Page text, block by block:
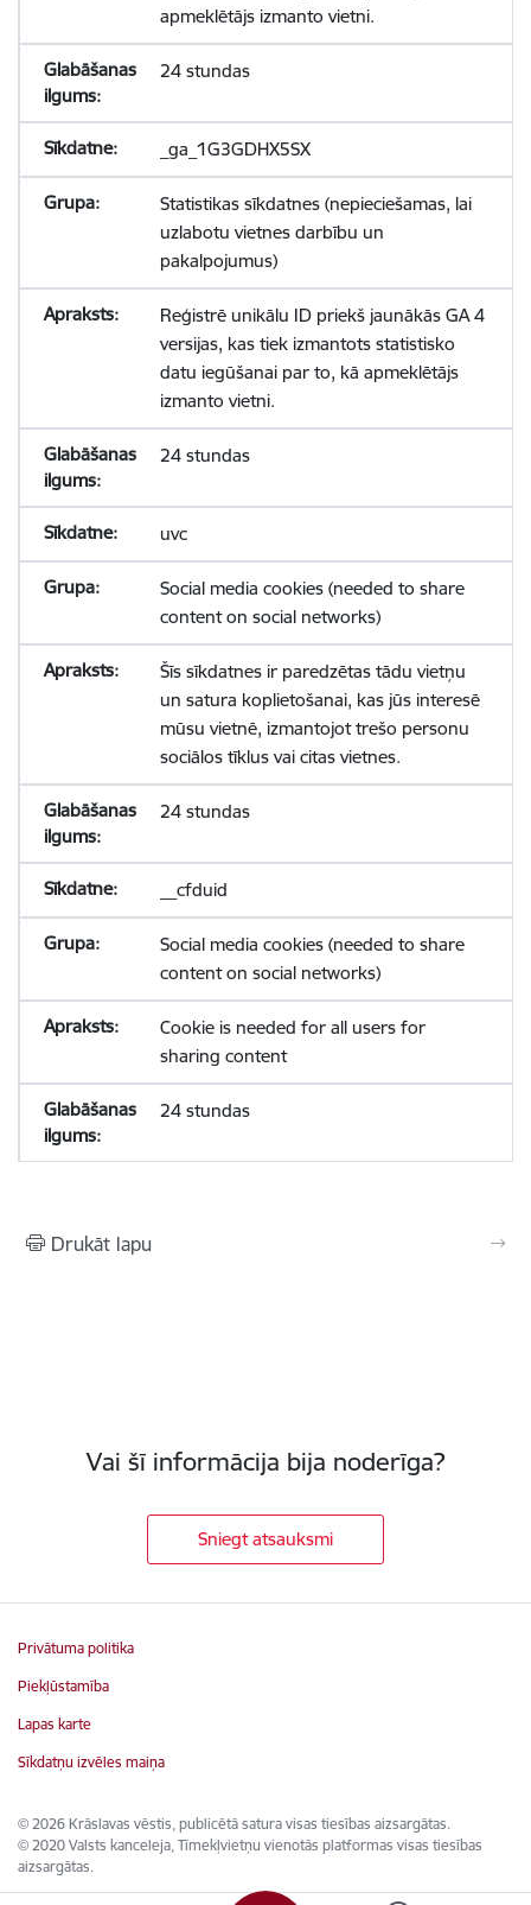
apmeklētājs izmanto vietni.
24 stundas
_ga_1G3GDHX5SX
Statistikas sīkdatnes (nepieciešamas, lai
uzlabotu vietnes darbību un
pakalpojumus)
Reģistrē unikālu ID priekš jaunākās GA 4
versijas, kas tiek izmantots statistisko
datu iegūšanai par to, kā apmeklētājs
izmanto vietni.
24 stundas
uvc
Social media cookies (needed to share
content on social networks)
Šīs sīkdatnes ir paredzētas tādu vietņu
un satura koplietošanai, kas jūs interesē
mūsu vietnē, izmantojot trešo personu
sociālos tīklus vai citas vietnes.
24 stundas
__cfduid
Social media cookies (needed to share
content on social networks)
Cookie is needed for all users for
sharing content
24 stundas
Drukāt lapu
Vai šī informācija bija noderīga?
Sniegt atsauksmi
© 2026 Krāslavas vēstis, publicētā satura visas tiesības aizsargātas.
© 2020 Valsts kanceleja, Tīmekļvietņu vienotās platformas visas tiesības
aizsargātas.
Privātuma politika
Piekļūstamība
Lapas karte
Sīkdatņu izvēles maiņa